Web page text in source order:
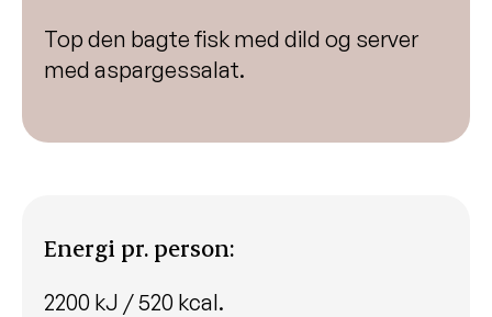
Top den bagte fisk med dild og server
med aspargessalat.
Energi pr. person:
2200 kJ / 520 kcal.